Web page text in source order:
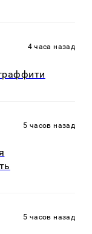
4 часа назад
5 часов назад
5 часов назад